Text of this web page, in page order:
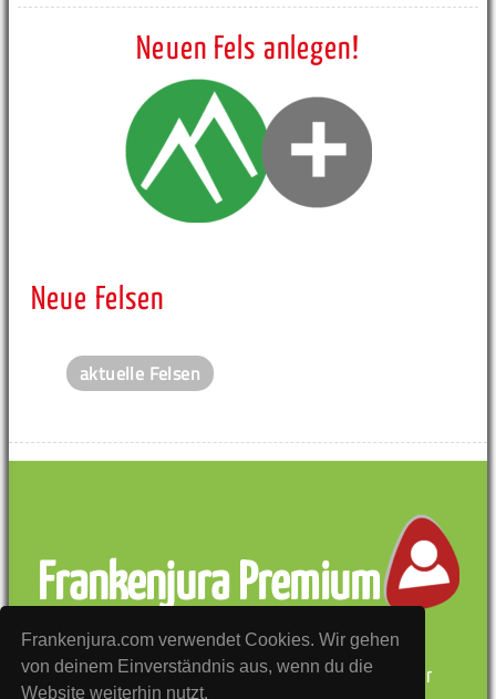
Frankenjura.com verwendet Cookies. Wir gehen
von deinem Einverständnis aus, wenn du die
Website weiterhin nutzt.
Neuen Fels anlegen!
Neue Felsen
aktuelle Felsen
Frankenjura Premium
Für Frankenjura.com gibt es einen Premium-Account. Für